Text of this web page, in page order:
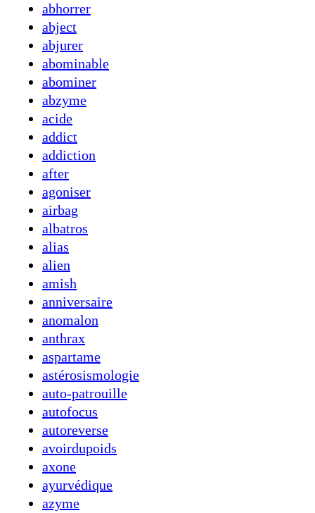
abhorrer
abject
abjurer
abominable
abominer
abzyme
acide
addict
addiction
after
agoniser
airbag
albatros
alias
alien
amish
anniversaire
anomalon
anthrax
aspartame
astérosismologie
auto-patrouille
autofocus
autoreverse
avoirdupoids
axone
ayurvédique
azyme